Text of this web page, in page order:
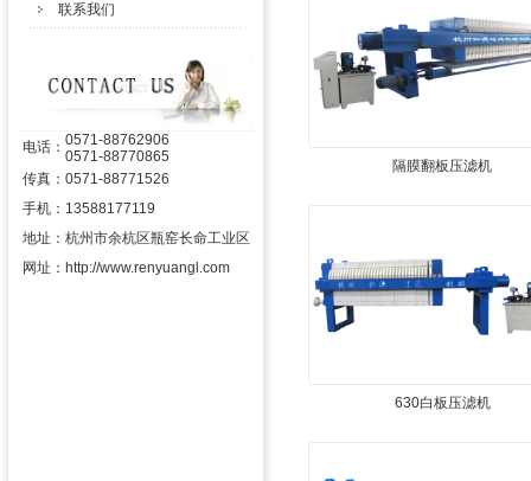
联系我们
电话： 0571-88762906
0571-88770865
传真： 0571-88771526
手机： 13588177119
地址： 杭州市余杭区瓶窑长命工业区
网址： http://www.renyuangl.com
隔膜翻板压滤机
630白板压滤机